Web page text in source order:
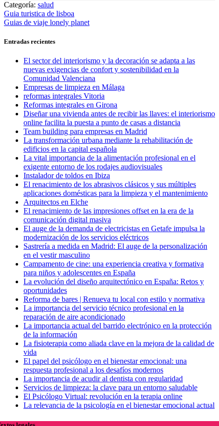
Categoría: salud
Navegación
de
entradas
Entrada
anterior:
Guia turistica de lisboa
Entrada
Guias de viaje lonely planet
Entradas recientes
El sector del interiorismo y la decoración se adapta a las
nuevas exigencias de confort y sostenibilidad en la
Comunidad Valenciana
Empresas de limpieza en Málaga
reformas integrales Vitoria
Reformas integrales en Girona
Diseñar una vivienda antes de recibir las llaves: el interiorismo
online facilita la puesta a punto de casas a distancia
Team building para empresas en Madrid
La transformación urbana mediante la rehabilitación de
edificios en la capital española
La vital importancia de la alimentación profesional en el
exigente entorno de los rodajes audiovisuales
Instalador de toldos en Ibiza
El renacimiento de los abrasivos clásicos y sus múltiples
aplicaciones domésticas para la limpieza y el mantenimiento
Arquitectos en Elche
El renacimiento de las impresiones offset en la era de la
comunicación digital masiva
El auge de la demanda de electricistas en Getafe impulsa la
modernización de los servicios eléctricos
Sastrería a medida en Madrid: El auge de la personalización
en el vestir masculino
Campamento de cine: una experiencia creativa y formativa
para niños y adolescentes en España
La evolución del diseño arquitectónico en España: Retos y
oportunidades
Reforma de bares | Renueva tu local con estilo y normativa
La importancia del servicio técnico profesional en la
reparación de aire acondicionado
La importancia actual del barrido electrónico en la protección
de la información
La fisioterapia como aliada clave en la mejora de la calidad de
vida
El papel del psicólogo en el bienestar emocional: una
respuesta profesional a los desafíos modernos
La importancia de acudir al dentista con regularidad
Servicios de limpieza: la clave para un entorno saludable
El Psicólogo Virtual: revolución en la terapia online
La relevancia de la psicología en el bienestar emocional actual